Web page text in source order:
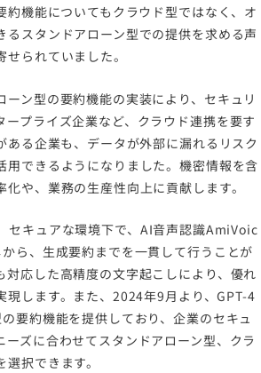
約機能についてもクラウド型ではなく、オ
るスタンドアローン型での提供を求める声
られていました。
ン型の要約機能の実装により、セキュリ
ープライズ企業など、クラウド連携を要す
ある企業も、データが外部に漏れるリスク
用できるようになりました。機密情報を含
や、業務の生産性向上に貢献します。
キュアな環境下で、AI音声認識AmiVoic
ら、生成要約までを一貫して行うことが
対応した高精度の文字起こしにより、優れ
現します。また、2024年9月より、GPT-4
要約機能を提供しており、企業のセキュ
ーズに合わせてスタンドアローン型、クラ
択できます。